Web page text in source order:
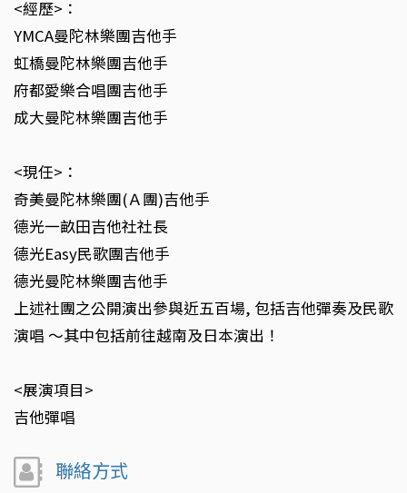
<經歷>：
YMCA曼陀林樂團吉他手
虹橋曼陀林樂團吉他手
府都愛樂合唱團吉他手
成大曼陀林樂團吉他手
<現任>：
奇美曼陀林樂團(Ａ團)吉他手
德光一畝田吉他社社長
德光Easy民歌團吉他手
德光曼陀林樂團吉他手
上述社團之公開演出參與近五百場, 包括吉他彈奏及民歌
演唱 ～其中包括前往越南及日本演出！
<展演項目>
吉他彈唱
聯絡方式